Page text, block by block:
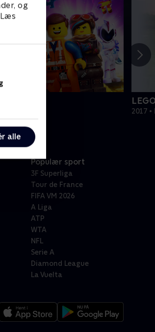
og
alle
2017
Populær sport
3F Superliga
Tour de France
FIFA VM 2026
A Liga
ATP
WTA
NFL
Serie A
Diamond League
La Vuelta